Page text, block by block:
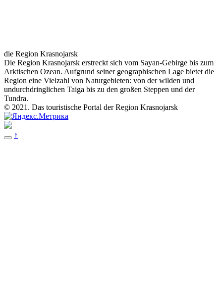
die Region Krasnojarsk
Die Region Krasnojarsk erstreckt sich vom Sayan-Gebirge bis zum
Arktischen Ozean. Aufgrund seiner geographischen Lage bietet die
Region eine Vielzahl von Naturgebieten: von der wilden und
undurchdringlichen Taiga bis zu den großen Steppen und der
Tundra.
© 2021. Das touristische Portal der Region Krasnojarsk
↑